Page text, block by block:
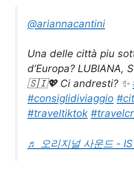
@ariannacantini
Una delle città piu
d’Europa? LUBIANA,
🇸🇮💖 Ci andresti? ✨
#consiglidiviaggio
#traveltiktok
♬ 오리지널 사운드 -